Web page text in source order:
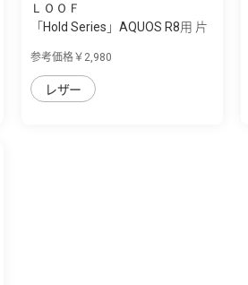
ＬＯＯＦ
「Hold Series」AQUOS R8用 片
参考価格￥2,980
レザー